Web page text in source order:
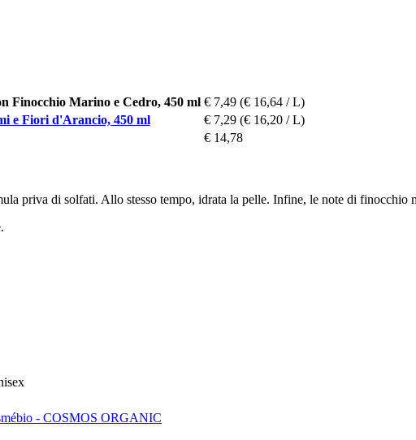
Finocchio Marino e Cedro, 450 ml € 7,49 (€ 16,64 / L)
e Fiori d'Arancio, 450 ml
€ 7,29 (€ 16,20 / L)
€ 14,78
priva di solfati. Allo stesso tempo, idrata la pelle. Infine, le note di
- COSMOS ORGANIC